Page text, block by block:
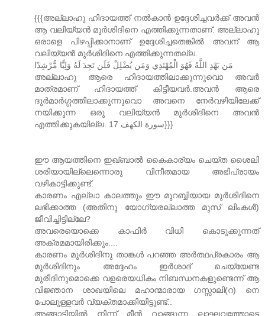
{{{അല്ലാഹു ഹിദായത്ത് നല്‍കാന്‍ ഉദ്ദേശിച്ചവര്‍ക്ക് അവന്‍
ആ വലിയ്യന്‍ മുര്‍ശിദിനെ എത്തിക്കുന്നതാണ്. അല്ലാഹു
ഒരാളെ പിഴപ്പിക്കാനാണ് ഉദ്ദേശിച്ചതെങ്കില്‍ അവന് ആ
വലിയ്യന്‍ മുര്‍ശിദിനെ എത്തിക്കുന്നതല്ല.
مَن يَهْدِ اللَّهُ فَهُوَ الْمُهْتَدِي وَمَن يُضْلِلْ فَلَن تَجِدَ لَهُ وَلِيًّا مُّرْشِدًا
അല്ലാഹു ആരെ ഹിദായത്തിലാക്കുന്നുവൊ അവര്‍
മാത്രമാണ് ഹിദായത്ത് കിട്ടീയവര്‍.അവന്‍ ആരെ
ദുര്‍മാര്‍ഗ്ഗത്തിലാക്കുന്നുവൊ അവനെ നേര്‍വഴിയിലേക്ക്
നയിക്കുന്ന ഒരു വലിയ്യന്‍ മുര്‍ശിദിനെ അവന്‍
എത്തിക്കുകയില്ല. سورة الكهف 17}}}
ഈ ആയത്തിനെ ഇഖ്ബാൽ കൈകാര്യം ചെയ്ത ശൈലി
ശരിയായില്ലെന്നൊരു വിനീതമായ അഭിപ്രായം
വഴികാട്ടിക്കുണ്ട്‌.
കാരണം എല്ലാ കാലത്തും ഈ മുറബ്ബിയായ മുർശിദിനെ
ലഭിക്കാത്ത (അതിനു യോഗ്യരല്ലാത്ത മുസ്‌ ലിംകൾ)
ജീവിച്ചിട്ടില്ലേ?
അവരെയൊക്കെ കാഫിർ വിധി കൊടുക്കുന്നത്‌
അക്രമമായിരിക്കും....
കാരണം മുർശിദിനു താങ്കൾ പറഞ്ഞ അർത്ഥപ്രകാരം ആ
മുർശിദിനും അദ്ദേഹം ഇർശാദ്‌ ചെയ്യേണ്ട
മുരീദിനുമൊക്കെ വളരെയധികം നിബന്ധനകളുണ്ടെന്ന് ആ
വിജ്ഞാന ശാഖയിലെ മഹാന്മാരായ ഗസ്സാലി(റ) നെ
പോലുള്ളവർ വ്യക്തമാക്കിയിട്ടുണ്ട്‌..
അങ്ങാടിയിൽ നിന്ന് മീൻ വാങ്ങുന്ന ലാഘവത്തോടെ